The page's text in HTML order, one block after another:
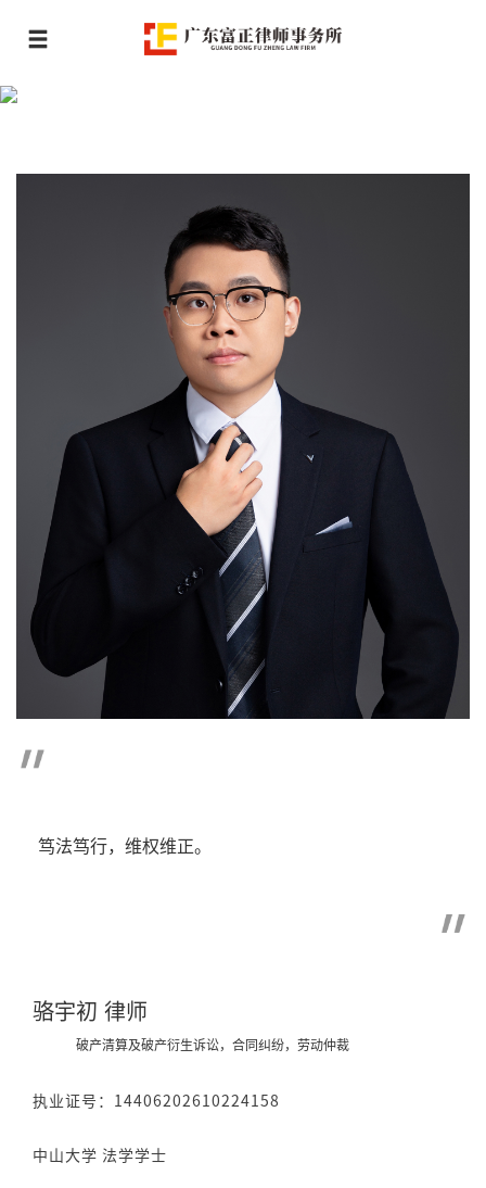
笃法笃行，维权维正。
骆宇初 律师
破产清算及破产衍生诉讼，合同纠纷，劳动仲裁
执业证号：14406202610224158
中山大学 法学学士